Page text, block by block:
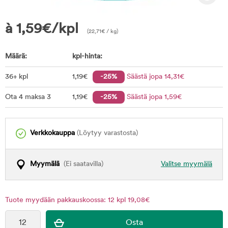
à 1,59€/kpl (22,71€ / kg)
Määrä: kpl-hinta:
36+ kpl 1,19€ -25% Säästä jopa 14,31€
Ota 4 maksa 3 1,19€ -25% Säästä jopa 1,59€
Verkkokauppa (Löytyy varastosta)
Valitse myymälä
Myymälä (Ei saatavilla)
Tuote myydään pakkauskoossa: 12 kpl 19,08€